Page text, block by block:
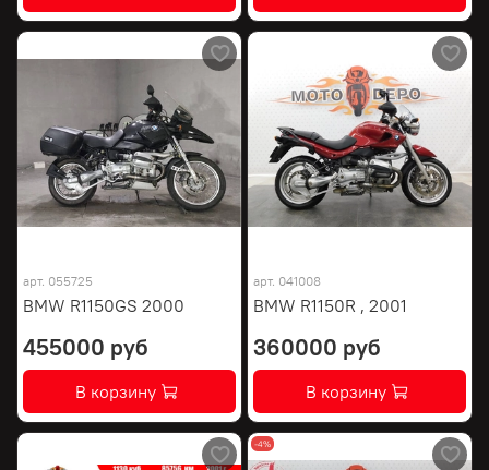
арт. 055725
BMW R1150GS 2000
455000 руб
В корзину
арт. 041008
BMW R1150R , 2001
360000 руб
В корзину
-4%